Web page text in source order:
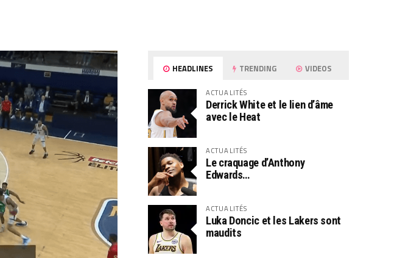
HEADLINES TRENDING VIDEOS
ACTUALITÉS
Derrick White et le lien d’âme
avec le Heat
ACTUALITÉS
Le craquage d’Anthony
Edwards…
ACTUALITÉS
Luka Doncic et les Lakers sont
maudits